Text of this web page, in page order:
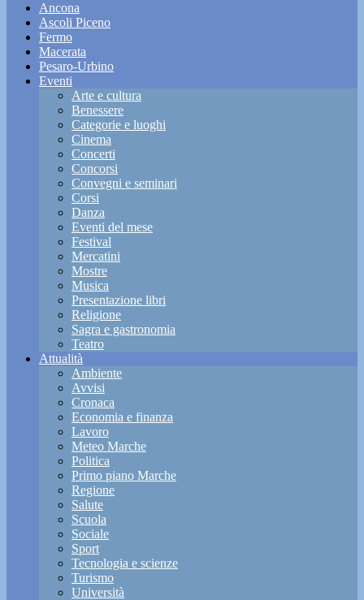
Ancona
Ascoli Piceno
Fermo
Macerata
Pesaro-Urbino
Eventi
Arte e cultura
Benessere
Categorie e luoghi
Cinema
Concerti
Concorsi
Convegni e seminari
Corsi
Danza
Eventi del mese
Festival
Mercatini
Mostre
Musica
Presentazione libri
Religione
Sagra e gastronomia
Teatro
Attualità
Ambiente
Avvisi
Cronaca
Economia e finanza
Lavoro
Meteo Marche
Politica
Primo piano Marche
Regione
Salute
Scuola
Sociale
Sport
Tecnologia e scienze
Turismo
Università